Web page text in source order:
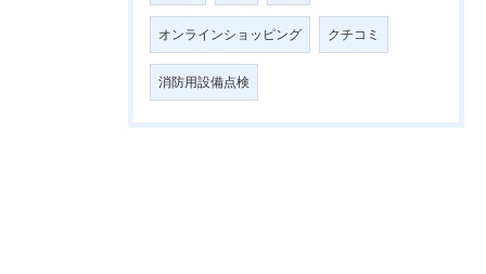
オンラインショッピング クチコミ
消防用設備点検